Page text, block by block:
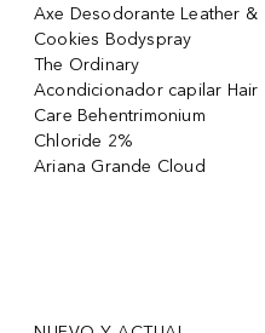
Axe Desodorante Leather &
Cookies Bodyspray
The Ordinary
Acondicionador capilar Hair
Care Behentrimonium
Chloride 2%
Ariana Grande Cloud